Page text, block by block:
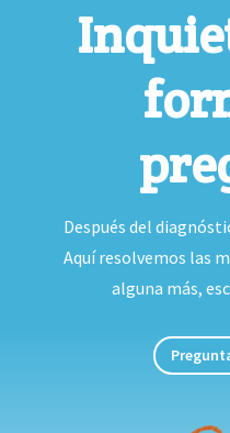
Después del
Aquí resolvemos las
alguna más,